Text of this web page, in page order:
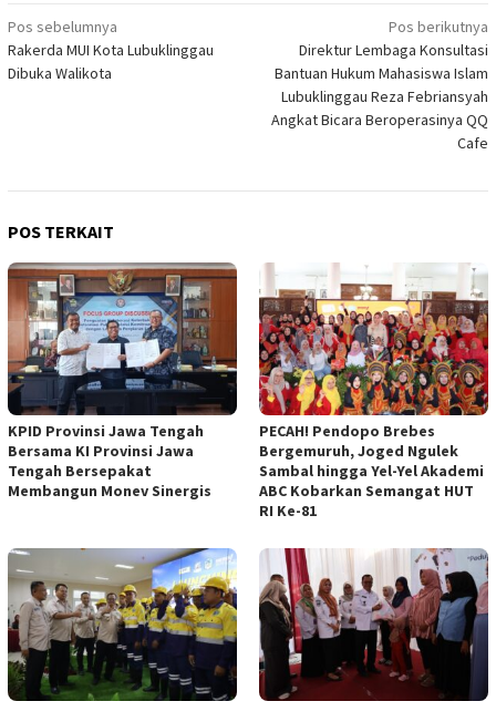
Navigasi
pos
Pos sebelumnya
Rakerda MUI Kota Lubuklinggau
Dibuka Walikota
Pos berikutnya
Direktur Lembaga Konsultasi
Bantuan Hukum Mahasiswa Islam
Lubuklinggau Reza Febriansyah
Angkat Bicara Beroperasinya QQ
Cafe
POS TERKAIT
KPID Provinsi Jawa Tengah
Bersama KI Provinsi Jawa
Tengah Bersepakat
Membangun Monev Sinergis
PECAH! Pendopo Brebes
Bergemuruh, Joged Ngulek
Sambal hingga Yel-Yel Akademi
ABC Kobarkan Semangat HUT
RI Ke-81